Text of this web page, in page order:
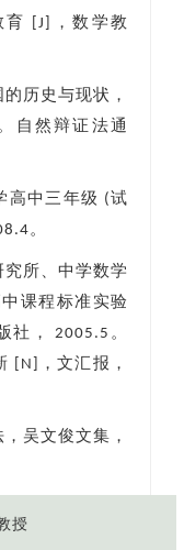
育 [J]，数学教
历史与现状，
自然辩证法通
高中三年级 (试
。
究所、中学数学
课程标准实验
， 2005.5。
[N]，文汇报，
吴文俊文集，
授